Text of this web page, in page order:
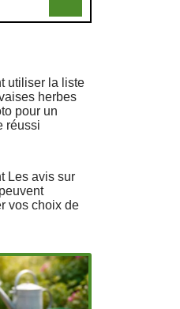
utiliser la liste
herbes
pour un
réussi
Les avis sur
vos choix de